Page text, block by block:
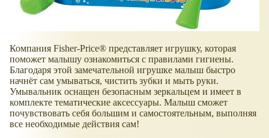
Компания Fisher-Price® представляет игрушку, которая
поможет малышу ознакомиться с правилами гигиены.
Благодаря этой замечательной игрушке малыш быстро
начнёт сам умываться, чистить зубки и мыть руки.
Умывальник оснащен безопасным зеркальцем и имеет в
комплекте тематические аксессуары. Малыш сможет
почувствовать себя большим и самостоятельным, выполняя
все необходимые действия сам!